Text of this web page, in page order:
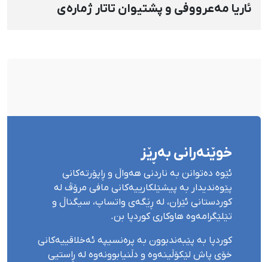
ئاریا مەعرووفی و پشتیوان تاتار ژمارەی
خوێنەرانی بەڕێز
ئێوە دەتوانن بە ناردنی هەواڵ و ڕاپۆرتەکانی
پێوەندیدار بە پیشێلکارییەکانی مافی مرۆڤ لە
کوردستانی ئێران، لە ڕێگەی واتساپ، سیگناڵ و
تێلێگرامەوە هاوکاری کوردپا بن.
کوردپا بە پێبەندبوون بە پرەنسیپە ئەخلاقییەکانی
خۆی پاش لێکۆڵینەوە و دڵنیابوونەوە لە ڕاستیی